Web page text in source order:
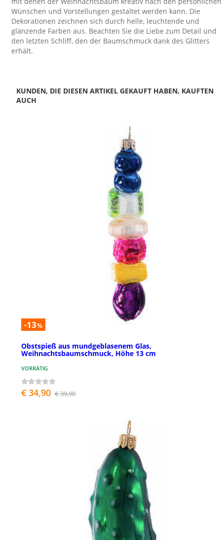
Wünschen und Vorstellungen gestaltet werden kann. Die
Dekorationen zeichnen sich durch helle, leuchtende und
glänzende Farben aus. Beachten Sie die Liebe zum Detail und
den letzten Schliff, den der Baumschmuck dank des Glitters
erhält.
KUNDEN, DIE DIESEN ARTIKEL GEKAUFT HABEN, KAUFTEN
AUCH
-13%
Obstspieß aus mundgeblasenem Glas,
Weihnachtsbaumschmuck, Höhe 13 cm
VORRÄTIG
€ 34,90 € 39,90